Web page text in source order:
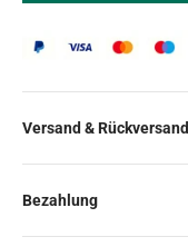
Versand & Rückversand
Bezahlung